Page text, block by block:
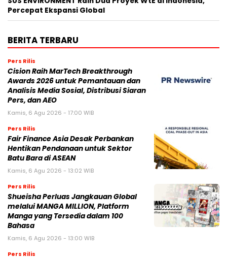
Percepat Ekspansi Global
BERITA TERBARU
Pers Rilis
Cision Raih MarTech Breakthrough
Awards 2026 untuk Pemantauan dan
Analisis Media Sosial, Distribusi Siaran
Pers, dan AEO
Kamis, 6 Agu 2026 - 17:00 WIB
Pers Rilis
Fair Finance Asia Desak Perbankan
Hentikan Pendanaan untuk Sektor
Batu Bara di ASEAN
Kamis, 6 Agu 2026 - 13:02 WIB
Pers Rilis
Shueisha Perluas Jangkauan Global
melalui MANGA MILLION, Platform
Manga yang Tersedia dalam 100
Bahasa
Kamis, 6 Agu 2026 - 13:00 WIB
Pers Rilis